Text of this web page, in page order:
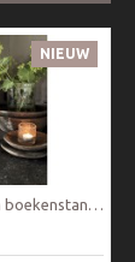
NIEUW
Donkere houten boekenstandaard